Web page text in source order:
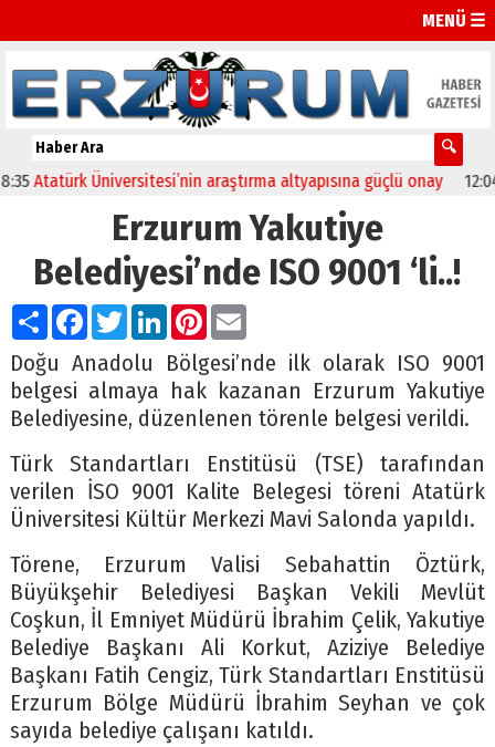
MENÜ ☰
Üniversitesi’nin araştırma altyapısına güçlü onay 12:04
Erzurum Yakutiye
Belediyesi’nde ISO 9001 ‘li..!
PaylaşFacebook
TwitterLinkedIn
Pinterest
Email
Doğu Anadolu Bölgesi’nde ilk olarak ISO 9001
belgesi almaya hak kazanan Erzurum Yakutiye
Belediyesine, düzenlenen törenle belgesi verildi.
Türk Standartları Enstitüsü (TSE) tarafından
verilen İSO 9001 Kalite Belegesi töreni Atatürk
Üniversitesi Kültür Merkezi Mavi Salonda yapıldı.
Törene, Erzurum Valisi Sebahattin Öztürk,
Büyükşehir Belediyesi Başkan Vekili Mevlüt
Coşkun, İl Emniyet Müdürü İbrahim Çelik, Yakutiye
Belediye Başkanı Ali Korkut, Aziziye Belediye
Başkanı Fatih Cengiz, Türk Standartları Enstitüsü
Erzurum Bölge Müdürü İbrahim Seyhan ve çok
sayıda belediye çalışanı katıldı.